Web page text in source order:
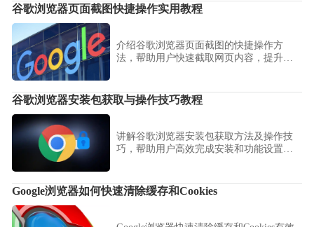
谷歌浏览器页面截图快捷操作实用教程
介绍谷歌浏览器页面截图的快捷操作方
法，帮助用户快速截取网页内容，提升工
谷歌浏览器安装包获取与操作技巧教程
讲解谷歌浏览器安装包获取方法及操作技
巧，帮助用户高效完成安装和功能设置，
Google浏览器如何快速清除缓存和Cookies